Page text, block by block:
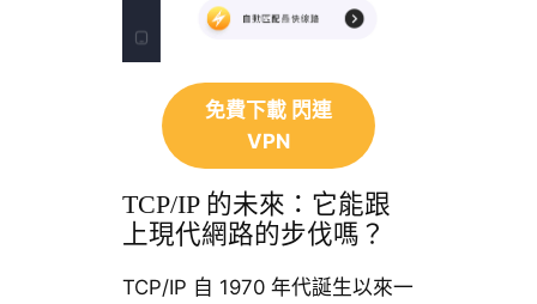
免費下載 閃連
VPN
TCP/IP 的未來：它能跟
上現代網路的步伐嗎？
TCP/IP 自 1970 年代誕生以來一